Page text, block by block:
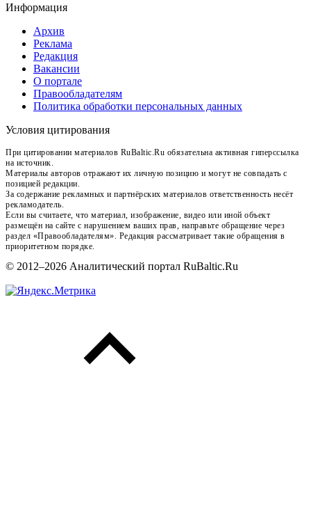
Информация
Архив
Реклама
Редакция
Вакансии
О портале
Правообладателям
Политика обработки персональных данных
Условия цитирования
При цитировании материалов RuBaltic.Ru обязательна активная гиперссылка
на источник.
Материалы авторов отражают их личную позицию и могут не совпадать с
позицией редакции.
За содержание рекламных и партнёрских материалов ответственность несёт
рекламодатель.
Если вы считаете, что материал, изображение, видео или иной объект
размещён на сайте с нарушением ваших прав, направьте обращение через
раздел «Правообладателям». Редакция рассматривает такие обращения в
приоритетном порядке.
© 2012–2026 Аналитический портал RuBaltic.Ru